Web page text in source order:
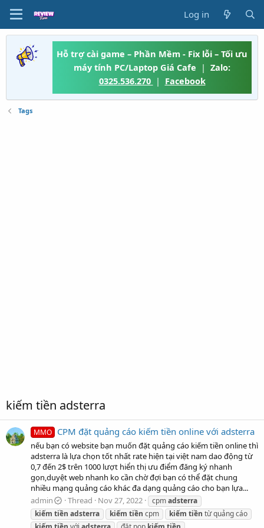
Log in
Hỗ trợ cài game – Phần Mềm - Fix lỗi – Tối ưu
máy tính PC/Laptop Giá Cafe | Zalo:
0325.536.270 | Facebook
Tags
kiếm tiền adsterra
MMO CPM đặt quảng cáo kiếm tiền online với adsterra
nếu bạn có website bạn muốn đặt quảng cáo kiếm tiền online thì
adsterra là lựa chọn tốt nhất rate hiện tại việt nam dao động từ
0,7 đến 2$ trên 1000 lượt hiển thị ưu điểm đăng ký nhanh
gọn,duyệt web nhanh ko cần chờ đợi bạn có thể đặt chung
nhiều mạng quảng cáo khác đa dạng quảng cáo cho bạn lựa...
admin
Thread Nov 27, 2022 cpmadsterra
kiếm tiền adsterra kiếm tiền cpm kiếm tiền từ quảng cáo